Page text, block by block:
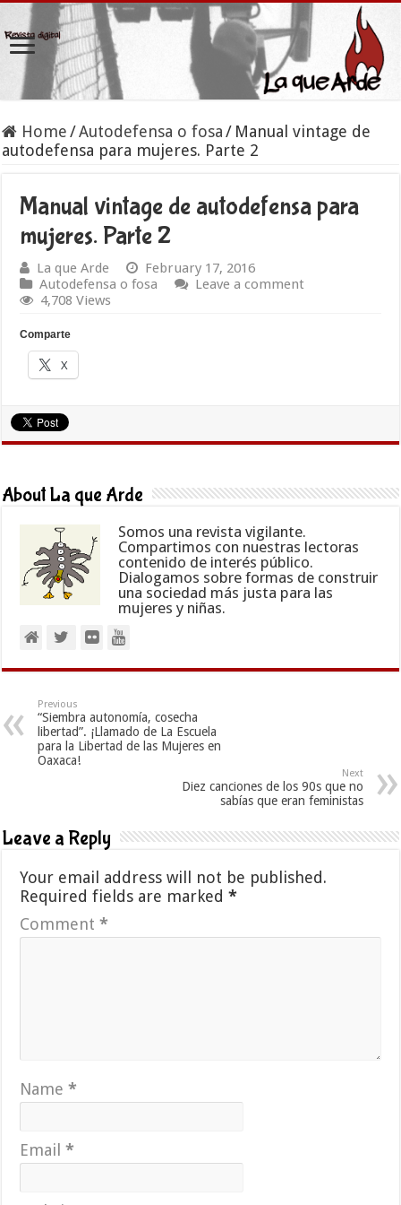
Home /Autodefensa o fosa / Manual vintage de
autodefensa para mujeres. Parte 2
Manual vintage de autodefensa para
mujeres. Parte 2
La que Arde
February 17, 2016
Autodefensa o fosa
Leave a comment
4,708 Views
Comparte
X
About La que Arde
Somos una revista vigilante.
Compartimos con nuestras lectoras
contenido de interés público.
Dialogamos sobre formas de construir
una sociedad más justa para las
mujeres y niñas.
Previous
“Siembra autonomía, cosecha
libertad”. ¡Llamado de La Escuela
para la Libertad de las Mujeres en
Oaxaca!
Next
Diez canciones de los 90s que no
sabías que eran feministas
Leave a Reply
Your email address will not be published.
Required fields are marked*
Comment*
Name*
Email*